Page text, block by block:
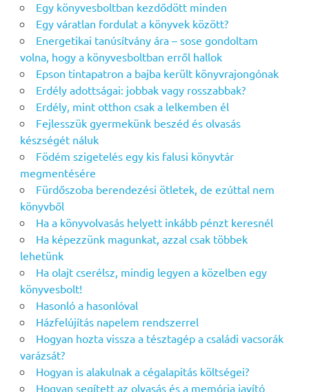
Egy könyvesboltban kezdődött minden
Egy váratlan fordulat a könyvek között?
Energetikai tanúsítvány ára – sose gondoltam
volna, hogy a könyvesboltban erről hallok
Epson tintapatron a bajba került könyvrajongónak
Erdély adottságai: jobbak vagy rosszabbak?
Erdély, mint otthon csak a lelkemben él
Fejlesszük gyermekünk beszéd és olvasás
készségét náluk
Födém szigetelés egy kis falusi könyvtár
megmentésére
Fürdőszoba berendezési ötletek, de ezúttal nem
könyvből
Ha a könyvolvasás helyett inkább pénzt keresnél
Ha képezzünk magunkat, azzal csak többek
lehetünk
Ha olajt cserélsz, mindig legyen a közelben egy
könyvesbolt!
Hasonló a hasonlóval
Házfelújítás napelem rendszerrel
Hogyan hozta vissza a tésztagép a családi vacsorák
varázsát?
Hogyan is alakulnak a cégalapitás költségei?
Hogyan segített az olvasás és a memória javító